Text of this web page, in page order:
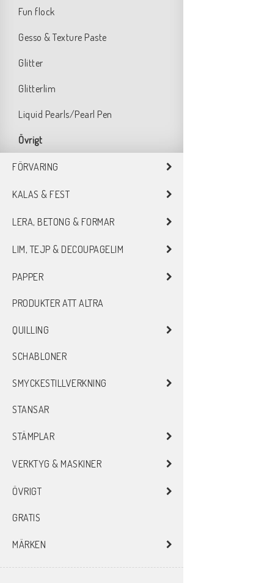
Fun flock
Gesso & Texture Paste
Glitter
Glitterlim
Liquid Pearls/Pearl Pen
Övrigt
FÖRVARING
KALAS & FEST
LERA, BETONG & FORMAR
LIM, TEJP & DECOUPAGELIM
PAPPER
PRODUKTER ATT ALTRA
QUILLING
SCHABLONER
SMYCKESTILLVERKNING
STANSAR
STÄMPLAR
VERKTYG & MASKINER
ÖVRIGT
GRATIS
MÄRKEN